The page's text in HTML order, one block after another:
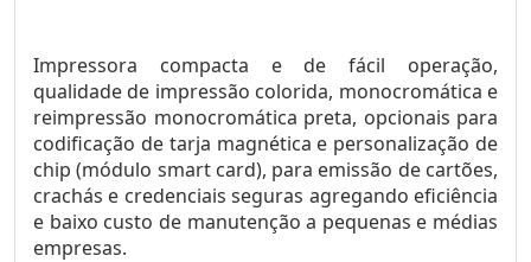
Impressora compacta e de fácil operação,
qualidade de impressão colorida, monocromática e
reimpressão monocromática preta, opcionais para
codificação de tarja magnética e personalização de
chip (módulo smart card), para emissão de cartões,
crachás e credenciais seguras agregando eficiência
e baixo custo de manutenção a pequenas e médias
empresas.